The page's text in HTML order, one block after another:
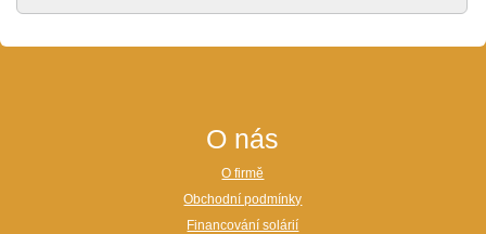
O nás
O firmě
Obchodní podmínky
Financování solárií